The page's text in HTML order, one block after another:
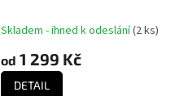
MISTŘI 2024 CCM Fandres
Skladem - ihned k odeslání(2 ks)
od 1 299 Kč
DETAIL